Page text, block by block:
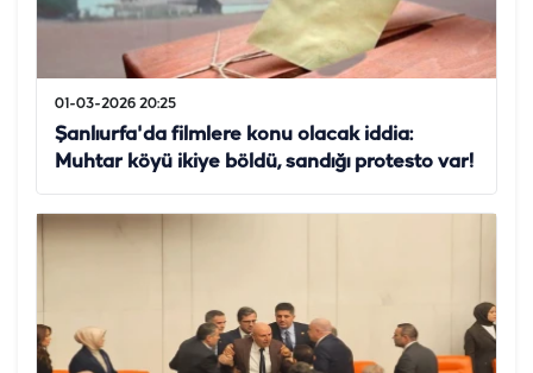
01-03-2026 20:25
Şanlıurfa'da filmlere konu olacak iddia:
Muhtar köyü ikiye böldü, sandığı protesto var!